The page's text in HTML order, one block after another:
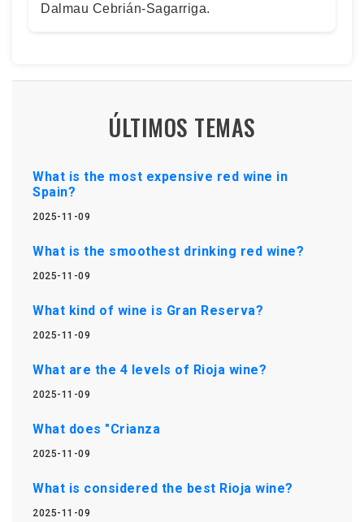
Dalmau Cebrián-Sagarriga.
ÚLTIMOS TEMAS
What is the most expensive red wine in
Spain?
2025-11-09
What is the smoothest drinking red wine?
2025-11-09
What kind of wine is Gran Reserva?
2025-11-09
What are the 4 levels of Rioja wine?
2025-11-09
What does "Crianza
2025-11-09
What is considered the best Rioja wine?
2025-11-09